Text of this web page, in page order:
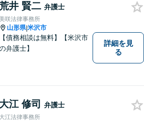
常に意識し、依頼者のお悩
み解決に全力を注ぎます。ま
ずは、お気軽にご相談くださ
い。
井 賢二 弁護士
美咲法律事務所
山形県|米沢市
【債務相談は無料】【米沢市
弁護士】
詳細を見
る
大江 修司 弁護士
大江法律事務所